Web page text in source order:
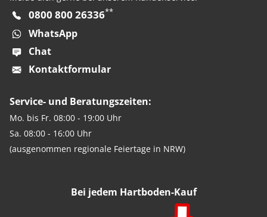
0800 800 26336**
WhatsApp
Chat
Kontaktformular
Service- und Beratungszeiten:
Mo. bis Fr. 08:00 - 19:00 Uhr
Sa. 08:00 - 16:00 Uhr
(ausgenommen regionale Feiertage in NRW)
Bei jedem Hartboden-Kauf